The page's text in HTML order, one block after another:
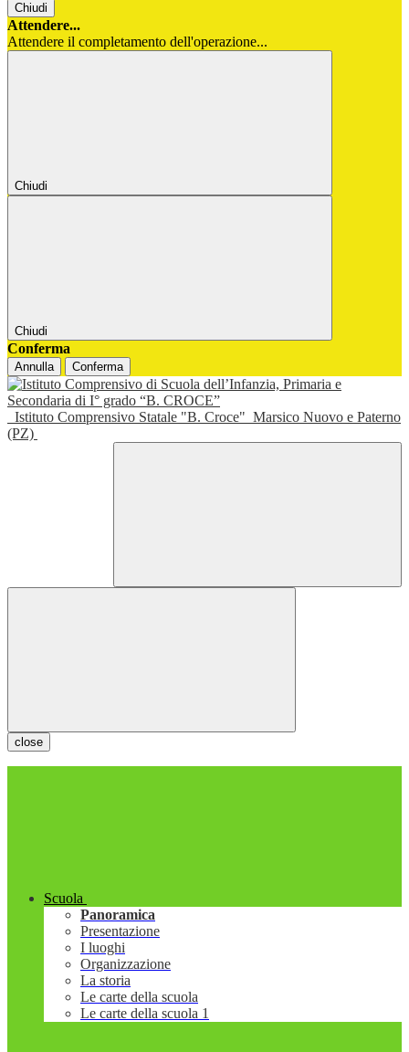
Chiudi
Attendere...
Attendere il completamento dell'operazione...
Chiudi
Chiudi
Conferma
Annulla Conferma
Istituto Comprensivo Statale "B. Croce" Marsico Nuovo e Paterno
(PZ)
close
Scuola
Panoramica
Presentazione
I luoghi
Organizzazione
La storia
Le carte della scuola
Le carte della scuola 1